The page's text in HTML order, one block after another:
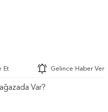
Et Gelince Haber Ver
Var?